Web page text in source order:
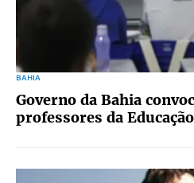
BAHIA
Governo da Bahia
professores da